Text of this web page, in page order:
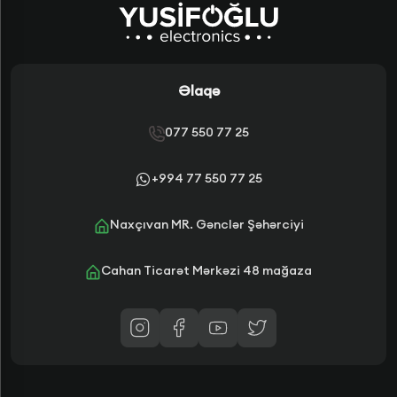
Əlaqə
077 550 77 25
+994 77 550 77 25
Naxçıvan MR. Gənclər Şəhərciyi
Cahan Ticarət Mərkəzi 48 mağaza